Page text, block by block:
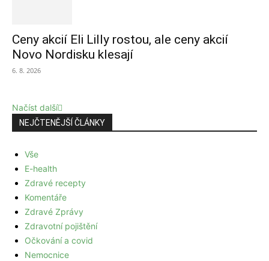
Ceny akcií Eli Lilly rostou, ale ceny akcií
Novo Nordisku klesají
6. 8. 2026
Načíst další
NEJČTENĚJŠÍ ČLÁNKY
Vše
E-health
Zdravé recepty
Komentáře
Zdravé Zprávy
Zdravotní pojištění
Očkování a covid
Nemocnice